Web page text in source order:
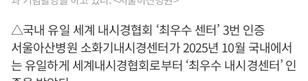
△국내 유일 세계 내시경협회 ‘최우수 센터’ 3번 인증
서울아산병원 소화기내시경센터가 2025년 10월 국내에서
는 유일하게 세계내시경협회로부터 ‘최우수 내시경센터’ 인